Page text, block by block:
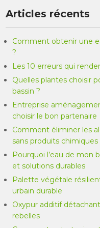
Articles récents
Comment obtenir une
?
Les 10 erreurs qui
Quelles plantes choisir
bassin ?
Entreprise
choisir le bon partenaire
Comment éliminer les
sans produits chimiques
Pourquoi l’eau de mon
et solutions durables
Palette végétale
urbain durable
Oxypur additif
rebelles